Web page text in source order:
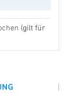
(gilt für
|